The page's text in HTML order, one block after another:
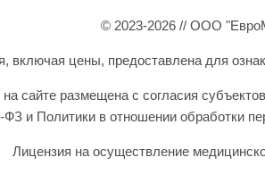
© 2023-2026 // ООО
включая цены, предоставлена для
сайте размещена с согласия
ФЗ и Политики в отношении обработки
Лицензия на осуществление